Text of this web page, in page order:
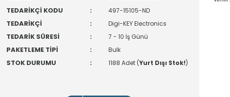
TEDARİKÇİ KODU : 497-15105-ND
TEDARİKÇİ : Digi-KEY Electronics
TEDARİK SÜRESİ : 7 - 10 İş Günü
PAKETLEME TİPİ : Bulk
STOK DURUMU : 1188 Adet (Yurt Dışı Stok!)